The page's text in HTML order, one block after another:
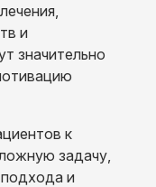
и
значительно
к
задачу,
и